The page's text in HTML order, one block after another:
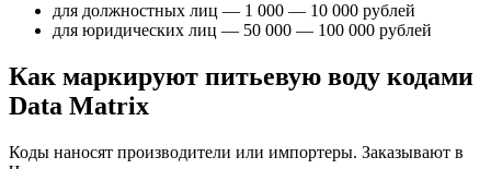
для должностных лиц — 1 000 — 10 000 рублей
для юридических лиц — 50 000 — 100 000 рублей
Как маркируют питьевую воду кодами
Data Matrix
Коды наносят производители или импортеры. Заказывают в